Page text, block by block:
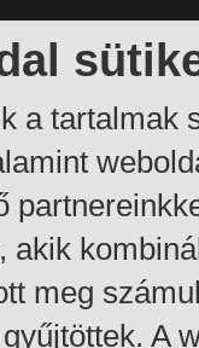
a tartalmak
akik
meg
A